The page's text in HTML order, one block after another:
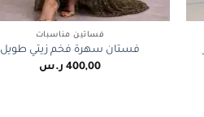
فساتين مناسبات
فستان سهرة فخم زيتي طويل
400,00 ر.س